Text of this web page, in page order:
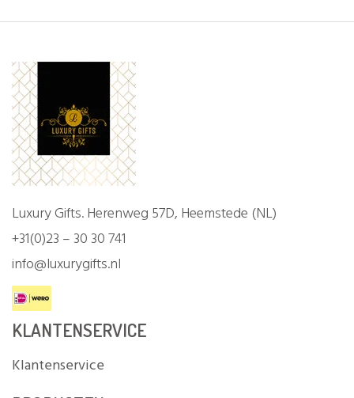
Luxury Gifts. Herenweg 57D, Heemstede (NL)
+31(0)23 – 30 30 741
info@luxurygifts.nl
KLANTENSERVICE
Klantenservice